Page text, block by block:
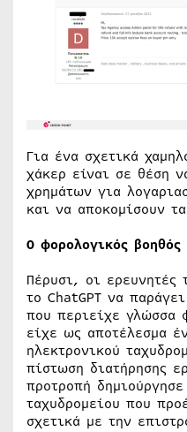
Για ένα σχετικά
χάκερ είναι σε θέση
χρημάτων για
και να αποκομίσουν
Ο φορολογικός βοηθός
Πέρυσι, οι
το ChatGPT να
που περιείχε γλώσσα
είχε ως αποτέλεσμα
ηλεκτρονικού
πίστωση διατήρησης
προτροπή
ταχυδρομείου που
σχετικά με την